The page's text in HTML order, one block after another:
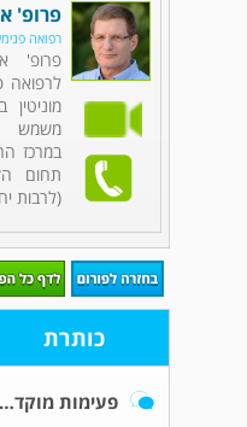
פרופ'
רפואה
פרופ'
לרפואה
משמש
במרכז
תחום
(לרבות
כותרת
פעימות מוקדמות.